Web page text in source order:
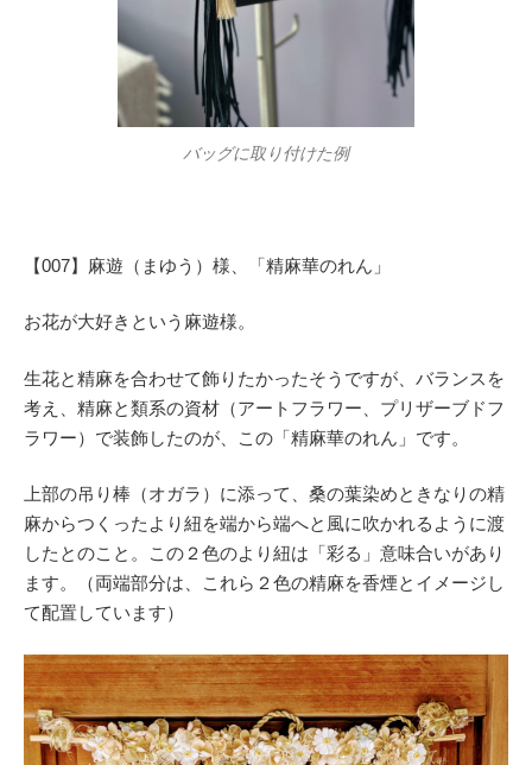
バッグに取り付けた例
【007】麻遊（まゆう）様、「精麻華のれん」
お花が大好きという麻遊様。
生花と精麻を合わせて飾りたかったそうですが、バランスを
考え、精麻と類系の資材（アートフラワー、プリザーブドフ
ラワー）で装飾したのが、この「精麻華のれん」です。
上部の吊り棒（オガラ）に添って、桑の葉染めときなりの精
麻からつくったより紐を端から端へと風に吹かれるように渡
したとのこと。この２色のより紐は「彩る」意味合いがあり
ます。（両端部分は、これら２色の精麻を香煙とイメージし
て配置しています）